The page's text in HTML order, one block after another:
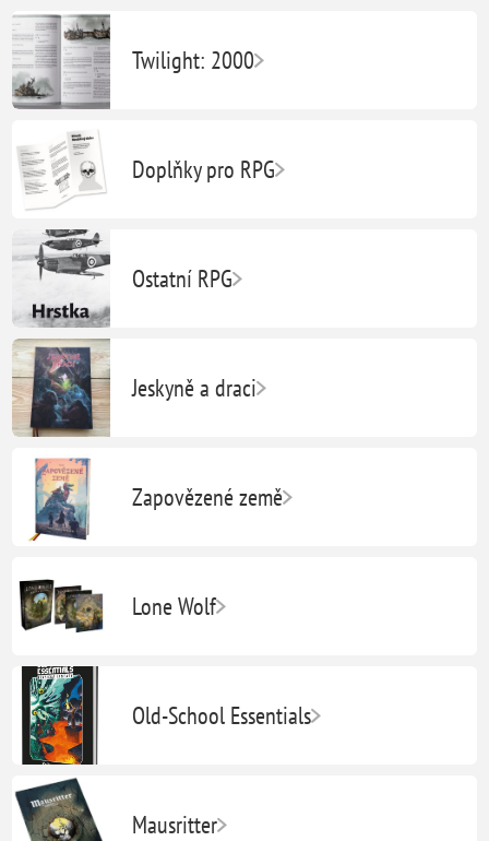
Twilight: 2000
Doplňky pro RPG
Ostatní RPG
Jeskyně a draci
Zapovězené země
Lone Wolf
Old-School Essentials
Mausritter